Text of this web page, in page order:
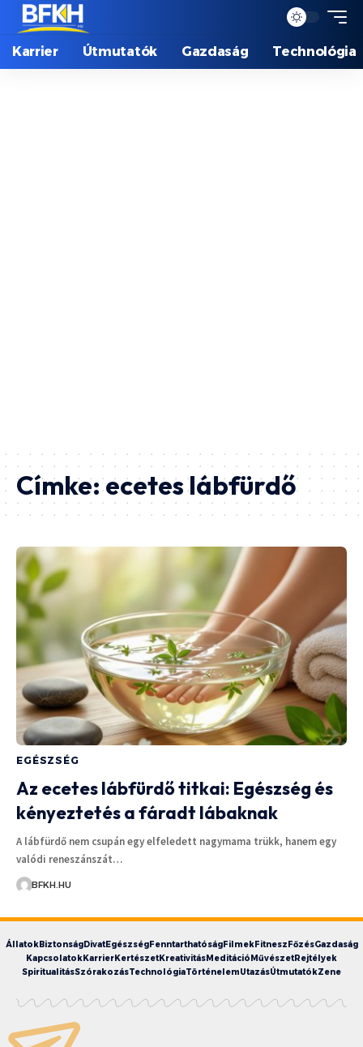
Karrier Útmutatók Gazdaság Technológia
Címke:ecetes lábfürdő
EGÉSZSÉG
Az ecetes lábfürdő titkai: Egészség és
kényeztetés a fáradt lábaknak
A lábfürdő nem csupán egy elfeledett nagymama trükk, hanem egy
valódi reneszánszát…
BFKH.HU
ÁllatokBiztonságDivatEgészségFenntarthatóságFilmekFitneszFőzésGazdaság
KapcsolatokKarrierKertészetKreativitásMeditációMűvészetRejtélyek
SpiritualitásSzórakozásTechnológiaTörténelemUtazásÚtmutatókZene